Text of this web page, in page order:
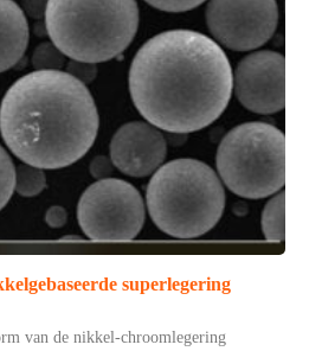
superlegering
van de nikkel-chroomlegering